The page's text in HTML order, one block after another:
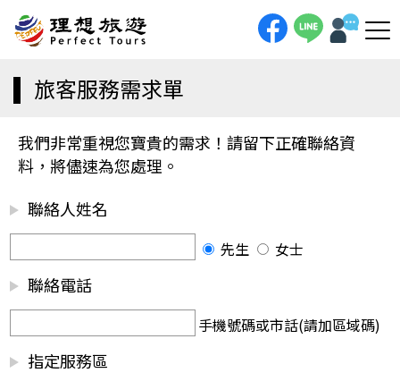
旅客服務需求單
我們非常重視您寶貴的需求！請留下正確聯絡資
料，將儘速為您處理。
聯絡人姓名
先生 女士
聯絡電話
手機號碼或市話(請加區域碼)
指定服務區